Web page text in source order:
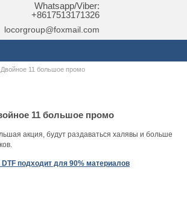
Whatsapp/Viber:
+8617513171326
locorgroup@foxmail.com
Двойное 11 большое промо
11 большое промо
акция, будут раздаваться халявы и больше
подходит для 90% материалов